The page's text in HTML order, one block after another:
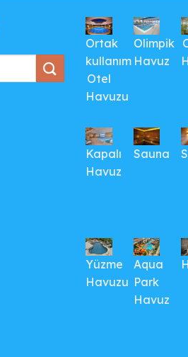
Ortak
kullanım
Otel
Havuzu
Olimpik
Havuz
Kapalı
Havuz
Sauna
Yüzme
Havuzu
Aqua
Park
Havuz